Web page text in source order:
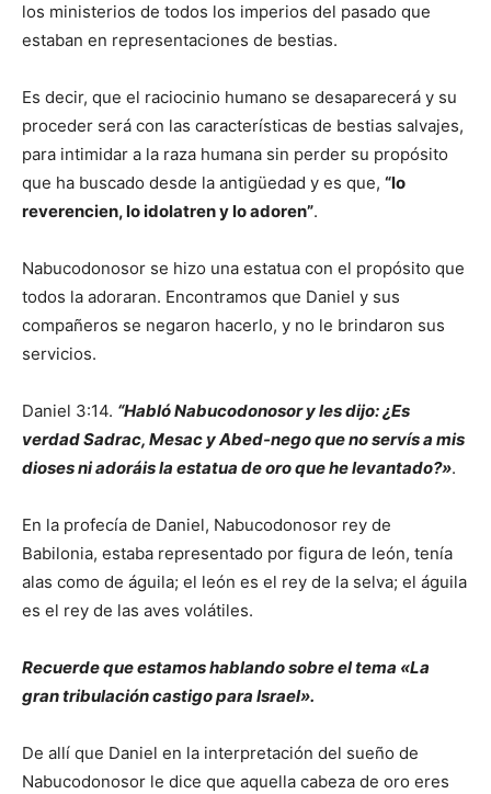
los ministerios de todos los imperios del pasado que
estaban en representaciones de bestias.
Es decir, que el raciocinio humano se desaparecerá y su
proceder será con las características de bestias salvajes,
para intimidar a la raza humana sin perder su propósito
que ha buscado desde la antigüedad y es que, “lo
reverencien, lo idolatren y lo adoren”.
Nabucodonosor se hizo una estatua con el propósito que
todos la adoraran. Encontramos que Daniel y sus
compañeros se negaron hacerlo, y no le brindaron sus
servicios.
Daniel 3:14. “Habló Nabucodonosor y les dijo: ¿Es
verdad Sadrac, Mesac y Abed-nego que no servís a mis
dioses ni adoráis la estatua de oro que he levantado?».
En la profecía de Daniel, Nabucodonosor rey de
Babilonia, estaba representado por figura de león, tenía
alas como de águila; el león es el rey de la selva; el águila
es el rey de las aves volátiles.
Recuerde que estamos hablando sobre el tema «La
gran tribulación castigo para Israel».
De allí que Daniel en la interpretación del sueño de
Nabucodonosor le dice que aquella cabeza de oro eres